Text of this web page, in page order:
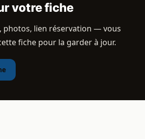
votre fiche
photos, lien réservation — vous
fiche pour la garder à jour.